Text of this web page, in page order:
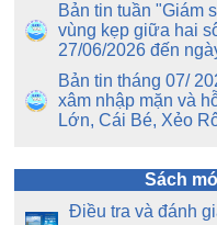
Bản tin tuần "Giám
vùng kẹp giữa hai
27/06/2026 đến
Bản tin tháng 07/
xâm nhập mặn và
Lớn, Cái Bé, Xẻo
Sách
Điều tra và đánh